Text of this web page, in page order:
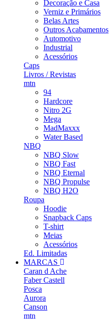
Decoração e Casa
Verniz e Primários
Belas Artes
Outros Acabamentos
Automotivo
Industrial
Acessórios
Caps
Livros / Revistas
mtn
94
Hardcore
Nitro 2G
Mega
MadMaxxx
Water Based
NBQ
NBQ Slow
NBQ Fast
NBQ Eternal
NBQ Propulse
NBQ H2O
Roupa
Hoodie
Snapback Caps
T-shirt
Meias
Acessórios
Ed. Limitadas
MARCAS
Caran d Ache
Faber Castell
Posca
Aurora
Canson
mtn